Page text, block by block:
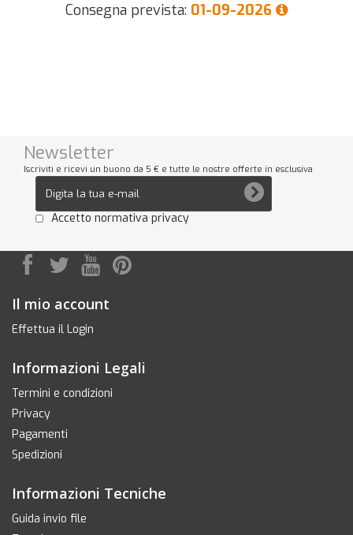
Consegna prevista: 01-09-2026
Newsletter
Iscriviti e ricevi un buono da 5 € e tutte le nostre offerte in esclusiva
Accetto normativa privacy
Il mio account
Effettua il Login
Informazioni Legali
Termini e condizioni
Privacy
Pagamenti
Spedizioni
Informazioni Tecniche
Guida invio file